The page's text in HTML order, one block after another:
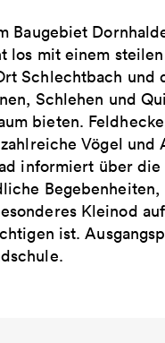
Baugebiet
los mit einem
Schlechtbach
Schlehen und
bieten.
Vögel und
informiert über
Kleinod
ist.